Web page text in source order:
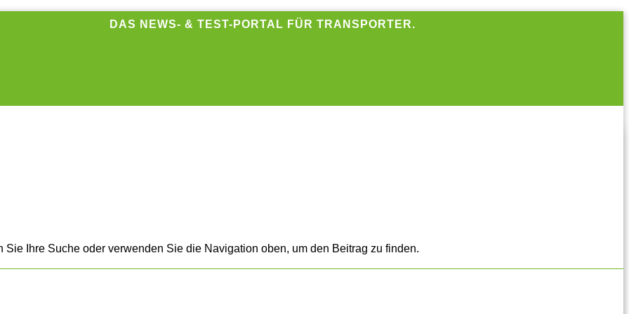
DAS NEWS- & TEST-PORTAL FÜR TRANSPORTER.
Ihre Suche oder verwenden Sie die Navigation oben, um den Beitrag zu finden.